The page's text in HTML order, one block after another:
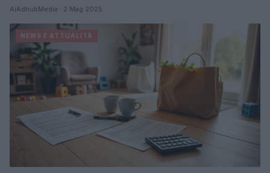
AiAdhubMedia · 2 Mag 2025
NEWS E ATTUALITÀ